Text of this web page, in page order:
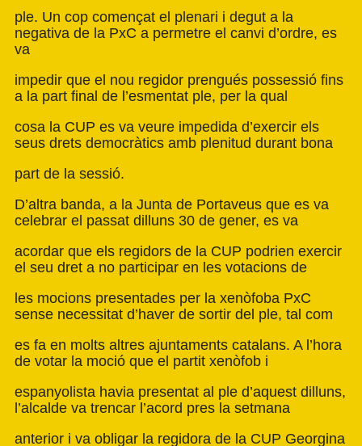
ple. Un cop començat el plenari i degut a la
negativa de la PxC a permetre el canvi d’ordre, es
va
impedir que el nou regidor prengués possessió fins
a la part final de l’esmentat ple, per la qual
cosa la CUP es va veure impedida d’exercir els
seus drets democràtics amb plenitud durant bona
part de la sessió.
D’altra banda, a la Junta de Portaveus que es va
celebrar el passat dilluns 30 de gener, es va
acordar que els regidors de la CUP podrien exercir
el seu dret a no participar en les votacions de
les mocions presentades per la xenòfoba PxC
sense necessitat d’haver de sortir del ple, tal com
es fa en molts altres ajuntaments catalans. A l’hora
de votar la moció que el partit xenòfob i
espanyolista havia presentat al ple d’aquest dilluns,
l’alcalde va trencar l’acord pres la setmana
anterior i va obligar la regidora de la CUP Georgina